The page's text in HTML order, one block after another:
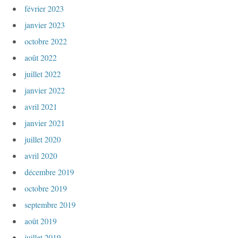
février 2023
janvier 2023
octobre 2022
août 2022
juillet 2022
janvier 2022
avril 2021
janvier 2021
juillet 2020
avril 2020
décembre 2019
octobre 2019
septembre 2019
août 2019